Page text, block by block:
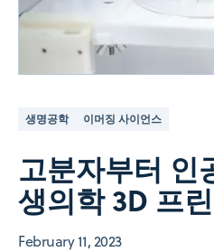
생명공학 이머징 사이언스
고분자부터 인
생의학 3D 프
February 11, 2023